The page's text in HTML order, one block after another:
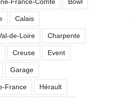
France-Comté Bowl
Calais
de-Loire Charpente
Creuse Event
Garage
France Hérault